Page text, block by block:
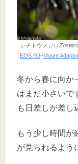
シチトウメジロ
EOS R3+Mount
冬から春に向か
はまだ小さいで
も日差しが差し
もう少し時間が
が見られるよう